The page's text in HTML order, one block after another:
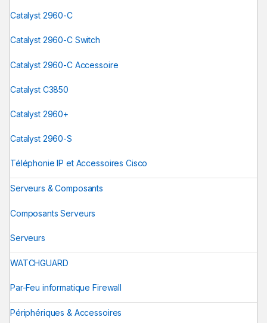
Catalyst 2960-C
Catalyst 2960-C Switch
Catalyst 2960-C Accessoire
Catalyst C3850
Catalyst 2960+
Catalyst 2960-S
Téléphonie IP et Accessoires Cisco
Serveurs & Composants
Composants Serveurs
Serveurs
WATCHGUARD
Par-Feu informatique Firewall
Périphériques & Accessoires